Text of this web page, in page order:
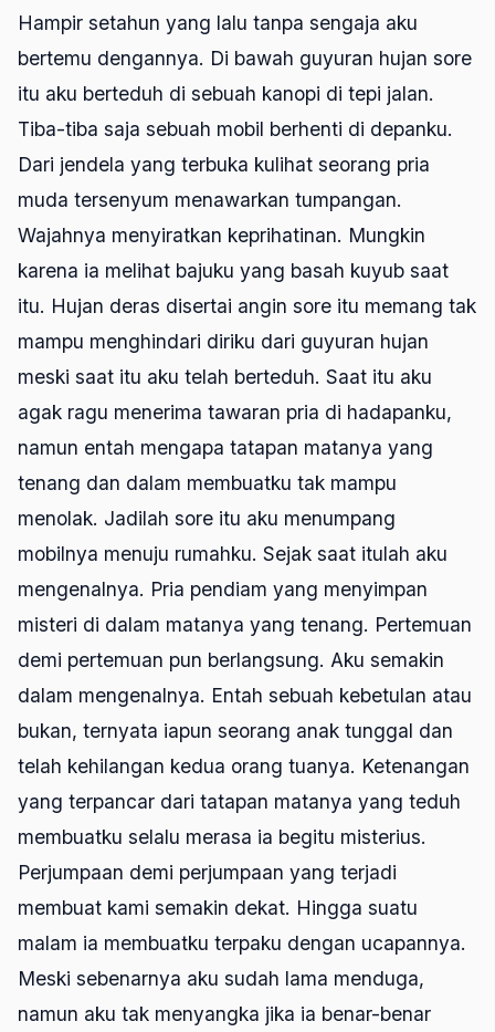
Hampir setahun yang lalu tanpa sengaja aku
bertemu dengannya. Di bawah guyuran hujan sore
itu aku berteduh di sebuah kanopi di tepi jalan.
Tiba-tiba saja sebuah mobil berhenti di depanku.
Dari jendela yang terbuka kulihat seorang pria
muda tersenyum menawarkan tumpangan.
Wajahnya menyiratkan keprihatinan. Mungkin
karena ia melihat bajuku yang basah kuyub saat
itu. Hujan deras disertai angin sore itu memang tak
mampu menghindari diriku dari guyuran hujan
meski saat itu aku telah berteduh. Saat itu aku
agak ragu menerima tawaran pria di hadapanku,
namun entah mengapa tatapan matanya yang
tenang dan dalam membuatku tak mampu
menolak. Jadilah sore itu aku menumpang
mobilnya menuju rumahku. Sejak saat itulah aku
mengenalnya. Pria pendiam yang menyimpan
misteri di dalam matanya yang tenang. Pertemuan
demi pertemuan pun berlangsung. Aku semakin
dalam mengenalnya. Entah sebuah kebetulan atau
bukan, ternyata iapun seorang anak tunggal dan
telah kehilangan kedua orang tuanya. Ketenangan
yang terpancar dari tatapan matanya yang teduh
membuatku selalu merasa ia begitu misterius.
Perjumpaan demi perjumpaan yang terjadi
membuat kami semakin dekat. Hingga suatu
malam ia membuatku terpaku dengan ucapannya.
Meski sebenarnya aku sudah lama menduga,
namun aku tak menyangka jika ia benar-benar